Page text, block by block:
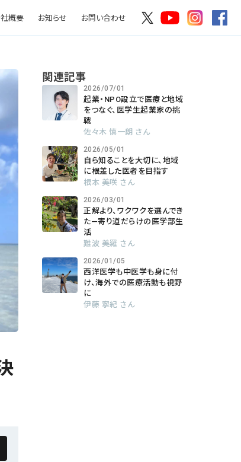
概要 お知らせ お問い合わせ
関連記事
2026/07/01
起業・NPO設立で医療と地域
をつなぐ、医学生起業家の挑
戦
佐々木 慎一朗 さん
2026/05/01
自ら知ることを大切に、地域
に根差した医者を目指す
根本 美咲 さん
2026/03/01
正解より、ワクワクを選んでき
た―寄り道だらけの医学部生
活
難波 美羅 さん
2026/01/05
西洋医学も中医学も身に付
け、海外での医療活動も視野
に
伊藤 寧紀 さん